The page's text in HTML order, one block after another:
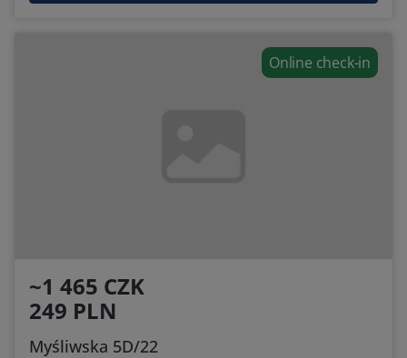
Online check-in
~1 465 CZK
249 PLN
Myśliwska 5D/22